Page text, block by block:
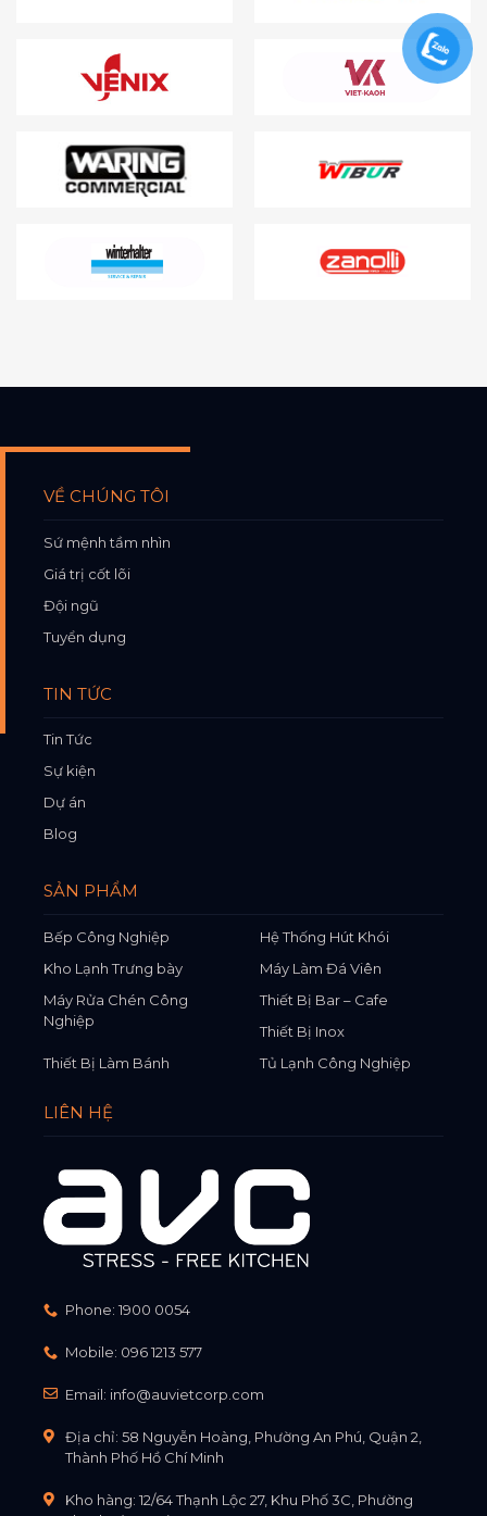
VỀ CHÚNG TÔI
Sứ mệnh tầm nhìn
Giá trị cốt lõi
Đội ngũ
Tuyển dụng
TIN TỨC
Tin Tức
Sự kiện
Dự án
Blog
SẢN PHẨM
Bếp Công Nghiệp
Hệ Thống Hút Khói
Kho Lạnh Trưng bày
Máy Làm Đá Viên
Máy Rửa Chén Công
Nghiệp
Thiết Bị Bar – Cafe
Thiết Bị Inox
Thiết Bị Làm Bánh
Tủ Lạnh Công Nghiệp
LIÊN HỆ
Phone: 1900 0054
Mobile: 096 1213 577
Email: info@auvietcorp.com
Địa chỉ: 58 Nguyễn Hoàng, Phường An Phú, Quận 2,
Thành Phố Hồ Chí Minh
Kho hàng: 12/64 Thạnh Lộc 27, Khu Phố 3C, Phường